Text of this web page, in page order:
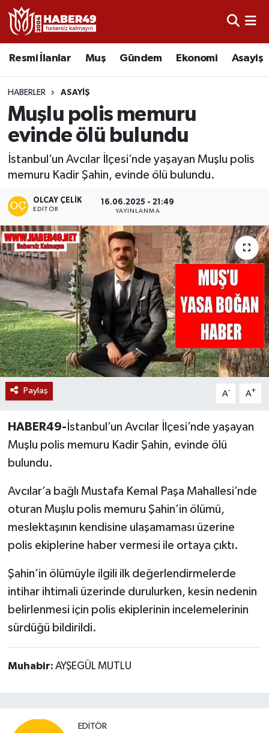
Resmi İlanlar Muş Gündem Ekonomi Asayiş
HABERLER ASAYIŞ
Muşlu polis memuru
evinde ölü bulundu
İstanbul’un Avcılar İlçesi’nde yaşayan Muşlu polis
memuru Kadir Şahin, evinde ölü bulundu.
OLCAY ÇELIK
EDITÖR
16.06.2025 - 21:49
YAYINLANMA
Paylaş A- A+
HABER49- İstanbul’un Avcılar İlçesi’nde yaşayan
Muşlu polis memuru Kadir Şahin, evinde ölü
bulundu.
Avcılar’a bağlı Mustafa Kemal Paşa Mahallesi’nde
oturan Muşlu polis memuru Şahin’in ölümü,
meslektaşının kendisine ulaşamaması üzerine
polis ekiplerine haber vermesi ile ortaya çıktı.
Şahin’in ölümüyle ilgili ilk değerlendirmelerde
intihar ihtimali üzerinde durulurken, kesin nedenin
belirlenmesi için polis ekiplerinin incelemelerinin
sürdüğü bildirildi.
Muhabir: AYŞEGÜL MUTLU
EDITÖR
Resmi İlanlar
Asayiş
Bölge
Eğitim
Ekonomi
Sağlık
Gündem
Spor
Siyaset
Teknoloji
Kültür Sanat
Muş
Korkut
Malazgirt
Varto
Uşak Nöbetçi Eczaneler
Uşak Hava Durumu
Uşak Namaz Vakitleri
Uşak Trafik Yoğunluk Haritası
TFF 2.Lig Kırmızı Grup Puan Durumu ve Fikstür
Tüm Manşetler
Son Dakika Haberleri
Haber Arşivi